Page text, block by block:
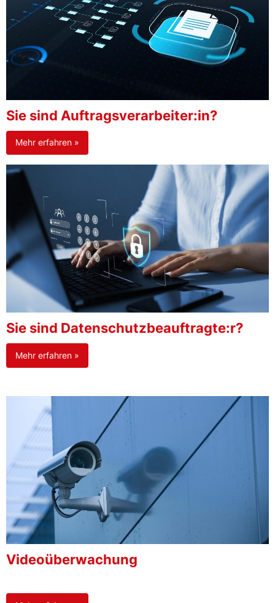
Sie sind Auftragsverarbeiter:in?
Mehr erfahren »
Sie sind Datenschutzbeauftragte:r?
Mehr erfahren »
Videoüberwachung